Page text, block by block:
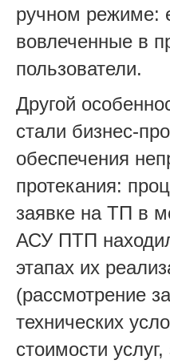
ручном режиме:
вовлеченные в
пользователи.
Другой
стали бизнес-
обеспечения
протекания:
заявке на ТП в
АСУ ПТП
этапах их
(рассмотрение
технических
стоимости